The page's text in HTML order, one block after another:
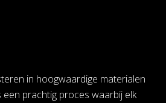
in hoogwaardige materialen
prachtig proces waarbij elk